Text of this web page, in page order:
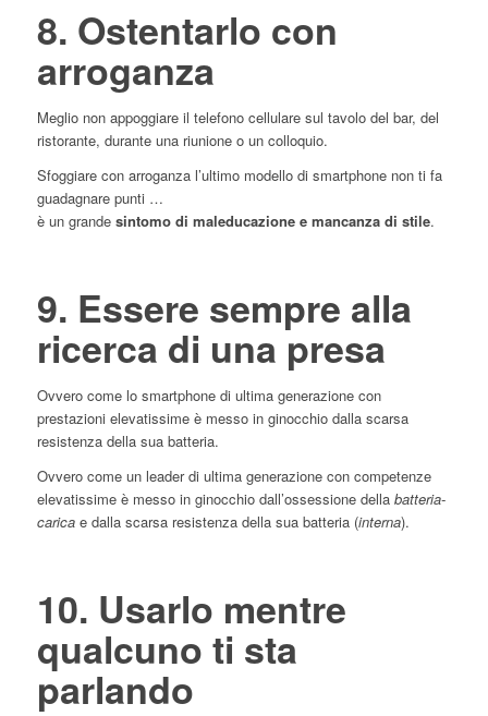
8. Ostentarlo con
arroganza
Meglio non appoggiare il telefono cellulare sul tavolo del bar, del
ristorante, durante una riunione o un colloquio.
Sfoggiare con arroganza l’ultimo modello di smartphone non ti fa
guadagnare punti …
è un grande sintomo di maleducazione e mancanza di stile.
9. Essere sempre alla
ricerca di una presa
Ovvero come lo smartphone di ultima generazione con
prestazioni elevatissime è messo in ginocchio dalla scarsa
resistenza della sua batteria.
Ovvero come un leader di ultima generazione con competenze
elevatissime è messo in ginocchio dall’ossessione della batteria-
caricae dalla scarsa resistenza della sua batteria (interna).
10. Usarlo mentre
qualcuno ti sta
parlando